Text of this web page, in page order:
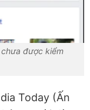
được kiểm
Today (Ấn